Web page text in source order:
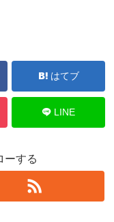
はてブ
LINE
ーする